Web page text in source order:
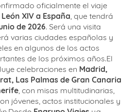
oficialmente el viaje
XIV a España, que tendrá
de 2026. Será una visita
varias ciudades españolas y
en algunos de los actos
de los próximos años.El
celebraciones en Madrid,
Las Palmas de Gran Canaria
, con misas multitudinarias,
jóvenes, actos institucionales y